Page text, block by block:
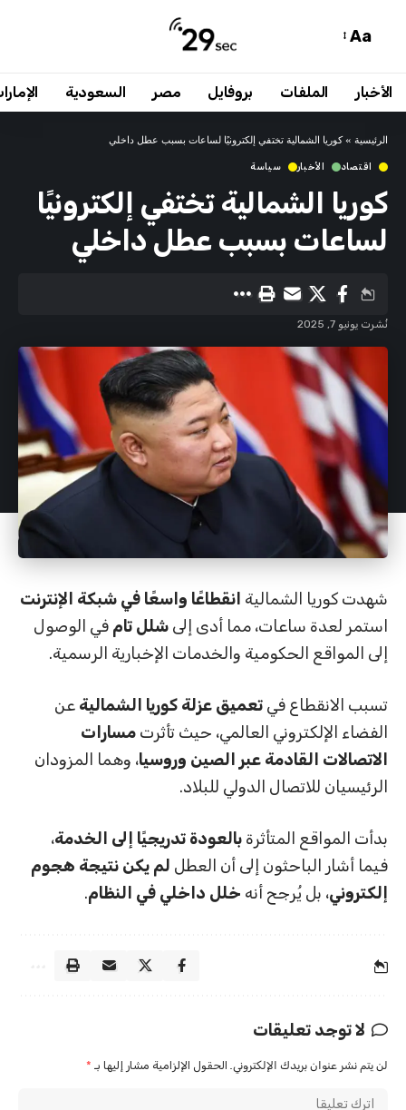
Aa
الأخبار الملفات بروفايل مصر السعودية
الرئيسية » كوريا الشمالية تختفي إلكترونيًا لساعات بسبب عطل داخلي
اقتصاد الأخبار سياسة
كوريا الشمالية تختفي إلكترونيًا
لساعات بسبب عطل داخلي
نُشرت يونيو 7, 2025
شهدت كوريا الشمالية انقطاعًا واسعًا في شبكة الإنترنت
استمر لعدة ساعات، مما أدى إلى شلل تام في الوصول
إلى المواقع الحكومية والخدمات الإخبارية الرسمية.
تسبب الانقطاع في تعميق عزلة كوريا الشمالية عن
الفضاء الإلكتروني العالمي، حيث تأثرت مسارات
الاتصالات القادمة عبر الصين وروسيا، وهما المزودان
الرئيسيان للاتصال الدولي للبلاد.
بدأت المواقع المتأثرة بالعودة تدريجيًا إلى الخدمة،
فيما أشار الباحثون إلى أن العطل لم يكن نتيجة هجوم
إلكتروني، بل يُرجح أنه خلل داخلي في النظام.
لا توجد تعليقات
لن يتم نشر عنوان بريدك الإلكتروني. الحقول الإلزامية مشار إليها بـ *